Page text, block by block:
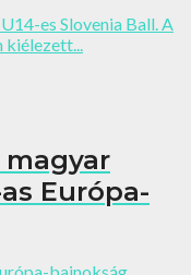
es Slovenia Ball. A
kiélezett...
magyar
Európa-